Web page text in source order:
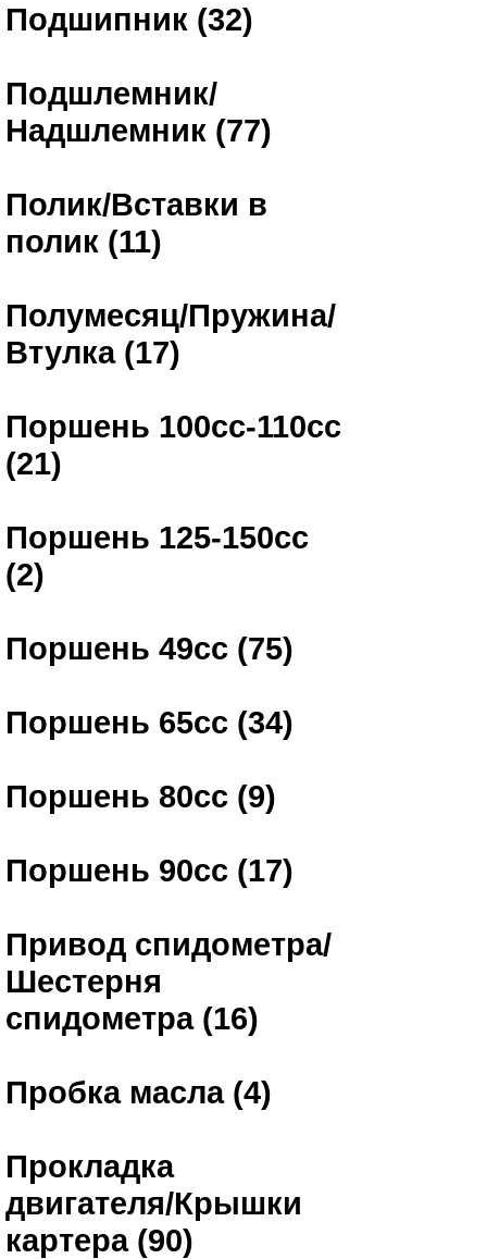
Подшипник (32)
Подшлемник/
Надшлемник (77)
Полик/Вставки в
полик (11)
Полумесяц/Пружина/
Втулка (17)
Поршень 100сс-110сс
(21)
Поршень 125-150сс
(2)
Поршень 49сс (75)
Поршень 65сс (34)
Поршень 80сс (9)
Поршень 90сс (17)
Привод спидометра/
Шестерня
спидометра (16)
Пробка масла (4)
Прокладка
двигателя/Крышки
картера (90)